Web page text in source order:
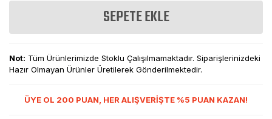
SEPETE EKLE
Not: Tüm Ürünlerimizde Stoklu Çalışılmamaktadır. Siparişlerinizdeki
Hazır Olmayan Ürünler Üretilerek Gönderilmektedir.
ÜYE OL 200 PUAN, HER ALIŞVERİŞTE %5 PUAN KAZAN!